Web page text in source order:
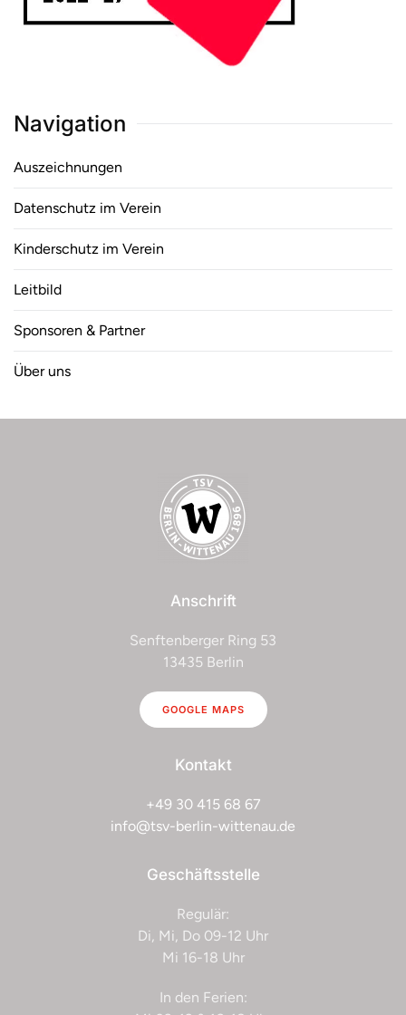
Navigation
Auszeichnungen
Datenschutz im Verein
Kinderschutz im Verein
Leitbild
Sponsoren & Partner
Über uns
Anschrift
Senftenberger Ring 53
13435 Berlin
GOOGLE MAPS
Kontakt
+49 30 415 68 67
info@tsv-berlin-wittenau.de
Geschäftsstelle
Regulär:
Di, Mi, Do 09-12 Uhr
Mi 16-18 Uhr
In den Ferien: